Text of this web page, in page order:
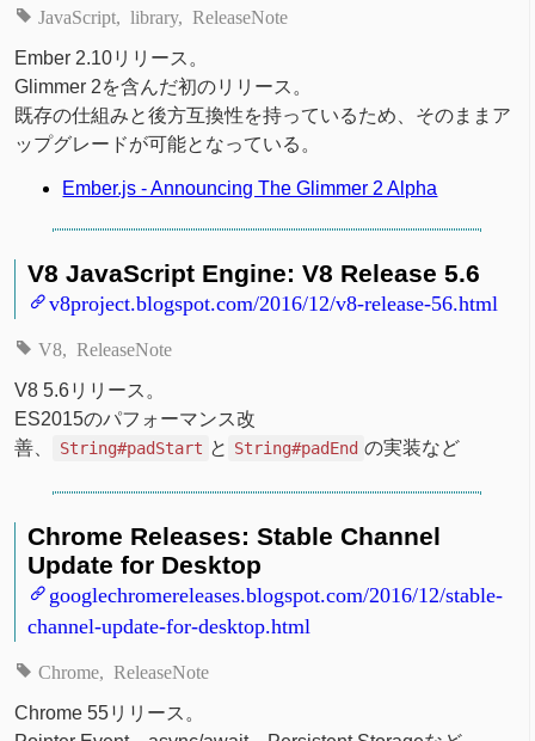
JavaScript library ReleaseNote
Ember 2.10リリース。
Glimmer 2を含んだ初のリリース。
既存の仕組みと後方互換性を持っているため、そのままア
ップグレードが可能となっている。
Ember.js - Announcing The Glimmer 2 Alpha
V8 JavaScript Engine: V8 Release 5.6
v8project.blogspot.com/2016/12/v8-release-56.html
V8 ReleaseNote
V8 5.6リリース。
ES2015のパフォーマンス改
善、
String#padStart と String#padEnd の実装など
Chrome Releases: Stable Channel
Update for Desktop
googlechromereleases.blogspot.com/2016/12/stable-
channel-update-for-desktop.html
Chrome ReleaseNote
Chrome 55リリース。